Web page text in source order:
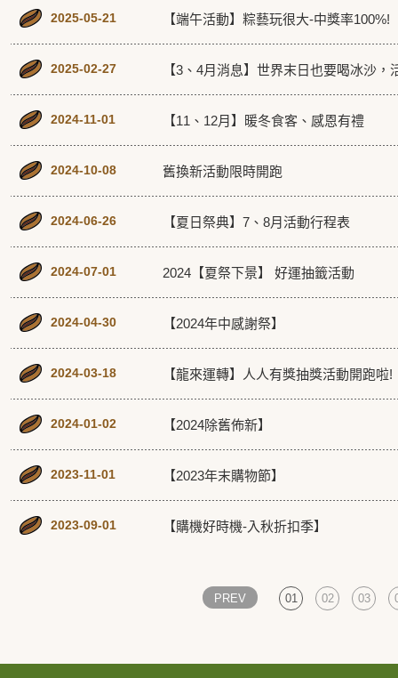
2025-05-21 【端午活動】粽藝玩很大-中獎率100%!
2025-02-27 【3、4月消息】世界末日也要喝冰沙，
2024-11-01 【11、12月】暖冬食客、感恩有禮
2024-10-08 舊換新活動限時開跑
2024-06-26 【夏日祭典】7、8月活動行程表
2024-07-01 2024【夏祭下景】 好運抽籤活動
2024-04-30 【2024年中感謝祭】
2024-03-18 【龍來運轉】人人有獎抽獎活動開跑啦!
2024-01-02 【2024除舊佈新】
2023-11-01 【2023年末購物節】
2023-09-01 【購機好時機-入秋折扣季】
PREV 01 02 03